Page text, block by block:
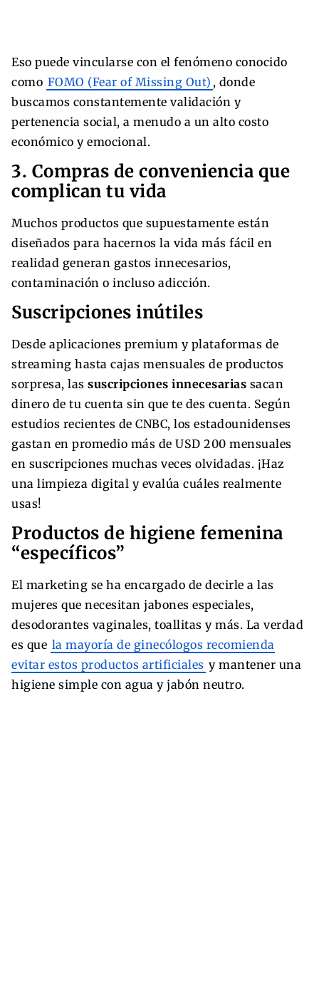
Eso puede vincularse con el fenómeno conocido
como FOMO (Fear of Missing Out) , donde
buscamos constantemente validación y
pertenencia social, a menudo a un alto costo
económico y emocional.
3. Compras de conveniencia que
complican tu vida
Muchos productos que supuestamente están
diseñados para hacernos la vida más fácil en
realidad generan gastos innecesarios,
contaminación o incluso adicción.
Suscripciones inútiles
Desde aplicaciones premium y plataformas de
streaming hasta cajas mensuales de productos
sorpresa, las suscripciones innecesarias sacan
dinero de tu cuenta sin que te des cuenta. Según
estudios recientes de CNBC, los estadounidenses
gastan en promedio más de USD 200 mensuales
en suscripciones muchas veces olvidadas. ¡Haz
una limpieza digital y evalúa cuáles realmente
usas!
Productos de higiene femenina
“específicos”
El marketing se ha encargado de decirle a las
mujeres que necesitan jabones especiales,
desodorantes vaginales, toallitas y más. La verdad
es que la mayoría de ginecólogos recomienda
evitar estos productos artificiales y mantener una
higiene simple con agua y jabón neutro.